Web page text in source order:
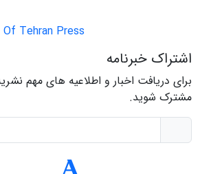
Tehran Press
اشتراک خبرنامه
برای دریافت اخبار و اطلاعیه های مهم
مشترک شوید.